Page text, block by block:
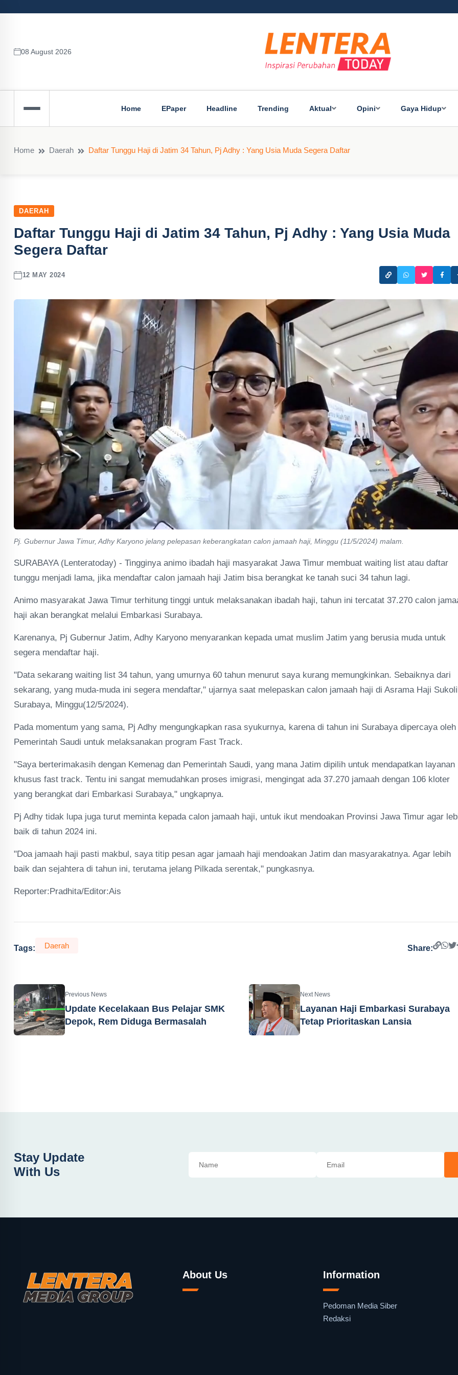
08 August 2026
Home EPaper Headline Trending Aktual Opini Gaya Hidup
Home Daerah Daftar Tunggu Haji di Jatim 34 Tahun, Pj Adhy : Yang Usia Muda Segera Daftar
DAERAH
Daftar Tunggu Haji di Jatim 34 Tahun, Pj Adhy : Yang Usia Muda
Segera Daftar
12 MAY 2024
Pj. Gubernur Jawa Timur, Adhy Karyono jelang pelepasan keberangkatan calon jamaah haji, Minggu (11/5/2024) malam.
SURABAYA (Lenteratoday) - Tingginya animo ibadah haji masyarakat Jawa Timur membuat waiting list atau daftar
tunggu menjadi lama, jika mendaftar calon jamaah haji Jatim bisa berangkat ke tanah suci 34 tahun lagi.
Animo masyarakat Jawa Timur terhitung tinggi untuk melaksanakan ibadah haji, tahun ini tercatat 37.270 calon
haji akan berangkat melalui Embarkasi Surabaya.
Karenanya, Pj Gubernur Jatim, Adhy Karyono menyarankan kepada umat muslim Jatim yang berusia muda untuk
segera mendaftar haji.
"Data sekarang waiting list 34 tahun, yang umurnya 60 tahun menurut saya kurang memungkinkan. Sebaiknya dari
sekarang, yang muda-muda ini segera mendaftar," ujarnya saat melepaskan calon jamaah haji di Asrama Haji
Surabaya, Minggu(12/5/2024).
Pada momentum yang sama, Pj Adhy mengungkapkan rasa syukurnya, karena di tahun ini Surabaya dipercaya oleh
Pemerintah Saudi untuk melaksanakan program Fast Track.
"Saya berterimakasih dengan Kemenag dan Pemerintah Saudi, yang mana Jatim dipilih untuk mendapatkan layanan
khusus fast track. Tentu ini sangat memudahkan proses imigrasi, mengingat ada 37.270 jamaah dengan 106 kloter
yang berangkat dari Embarkasi Surabaya," ungkapnya.
Pj Adhy tidak lupa juga turut meminta kepada calon jamaah haji, untuk ikut mendoakan Provinsi Jawa Timur agar
baik di tahun 2024 ini.
"Doa jamaah haji pasti makbul, saya titip pesan agar jamaah haji mendoakan Jatim dan masyarakatnya. Agar lebih
baik dan sejahtera di tahun ini, terutama jelang Pilkada serentak," pungkasnya.
Reporter:Pradhita/Editor:Ais
Tags: Daerah Share:
Previous News
Update Kecelakaan Bus Pelajar SMK
Depok, Rem Diduga Bermasalah
Next News
Layanan Haji Embarkasi Surabaya
Tetap Prioritaskan Lansia
Stay Update
With Us
About Us Information
Pedoman Media Siber
Redaksi